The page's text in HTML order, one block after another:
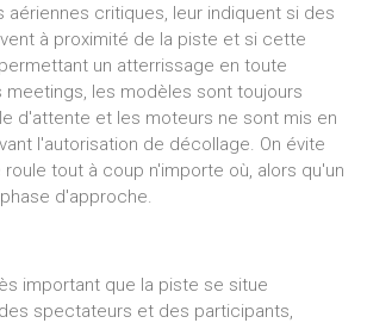
aériennes critiques, leur indiquent si des
à proximité de la piste et si cette
un atterrissage en toute
meetings, les modèles sont toujours
d'attente et les moteurs ne sont mis en
l'autorisation de décollage. On évite
roule tout à coup n'importe où, alors qu'un
d'approche.
important que la piste se situe
spectateurs et des participants,